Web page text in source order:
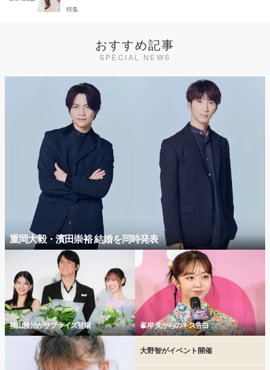
特集
おすすめ記事
SPECIAL NEWS
重岡大毅・濱田崇裕 結婚を同時発表
福山雅治がサプライズ登場 峯岸 夫からのキス告白
大野智がイベント開催